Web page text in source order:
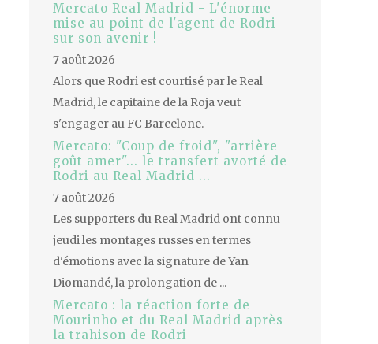
Mercato Real Madrid - L'énorme
mise au point de l'agent de Rodri
sur son avenir !
7 août 2026
Alors que Rodri est courtisé par le Real
Madrid, le capitaine de la Roja veut
s'engager au FC Barcelone.
Mercato: "Coup de froid", "arrière-
goût amer"... le transfert avorté de
Rodri au Real Madrid ...
7 août 2026
Les supporters du Real Madrid ont connu
jeudi les montages russes en termes
d'émotions avec la signature de Yan
Diomandé, la prolongation de ...
Mercato : la réaction forte de
Mourinho et du Real Madrid après
la trahison de Rodri